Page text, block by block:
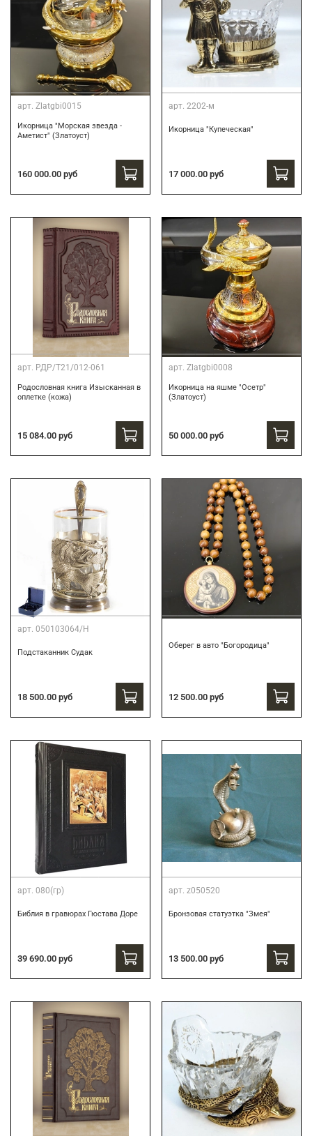
арт. Zlatgbi0015
Икорница "Морская звезда -
Аметист" (Златоуст)
160 000.00 руб
арт. 2202-м
Икорница "Купеческая"
17 000.00 руб
арт. РДР/Т21/012-061
Родословная книга Изысканная в
оплетке (кожа)
15 084.00 руб
арт. Zlatgbi0008
Икорница на яшме "Осетр"
(Златоуст)
50 000.00 руб
арт. 050103064/Н
Подстаканник Судак
18 500.00 руб
Оберег в авто "Богородица"
12 500.00 руб
арт. 080(гр)
Библия в гравюрах Гюстава Доре
39 690.00 руб
арт. z050520
Бронзовая статуэтка "Змея"
13 500.00 руб